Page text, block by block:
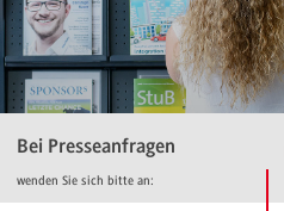
Bei Presseanfragen
wenden Sie sich bitte an: